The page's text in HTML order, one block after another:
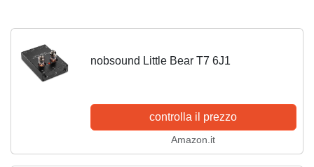
nobsound Little Bear T7 6J1
controlla il prezzo
Amazon.it